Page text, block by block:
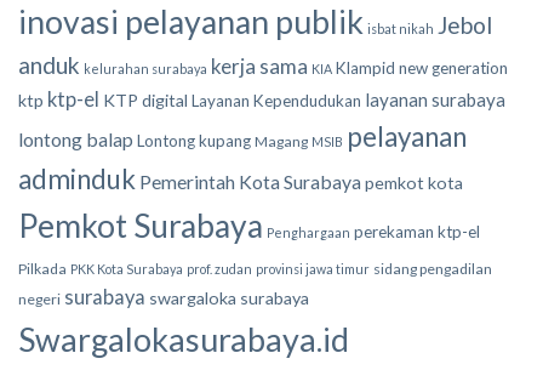
inovasi pelayanan publik isbat nikah Jebol
anduk kelurahan surabaya kerja sama KIA Klampid new generation
ktp ktp-el KTP digital Layanan Kependudukan layanan surabaya
lontong balap Lontong kupang Magang MSIB pelayanan
adminduk Pemerintah Kota Surabaya pemkot kota
Pemkot Surabaya Penghargaan perekaman ktp-el
Pilkada PKK Kota Surabaya prof. zudan provinsi jawa timur sidang pengadilan
negeri surabaya swargaloka surabaya
Swargalokasurabaya.id